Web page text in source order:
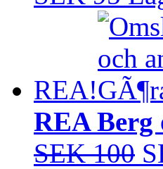
REA!
REA Berg
SEK 100